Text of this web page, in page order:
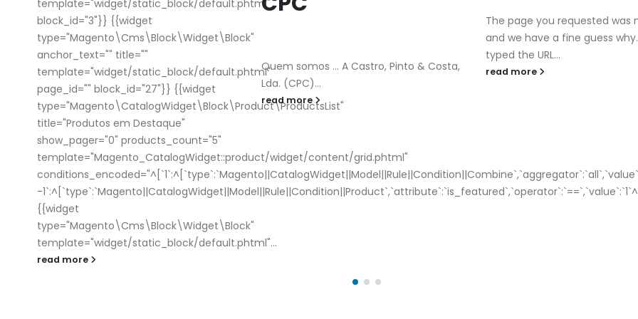
template="widget/static_block/default.phtml"
block_id="3"}} {{widget
type="Magento\Cms\Block\Widget\Block"
anchor_text="" title=""
template="widget/static_block/default.phtml"
page_id="" block_id="27"}} {{widget
type="Magento\CatalogWidget\Block\Product\ProductsList"
title="Produtos em Destaque"
show_pager="0" products_count="5"
template="Magento_CatalogWidget::product/widget/content/grid.phtml"
-
{{widget
type="Magento\Cms\Block\Widget\Block"
template="widget/static_block/default.phtml"...
read more
Quem somos ... A Castro, Pinto & Costa,
Lda. (CPC)...
read more
The page you requested was
and we have a fine guess
typed the URL...
read more